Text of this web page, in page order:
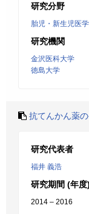
研究分野
胎児・新生児医学
研究機関
金沢医科大学
徳島大学
抗てんかん薬
研究代表者
福井 義浩
研究期間 (年度)
2014 – 2016